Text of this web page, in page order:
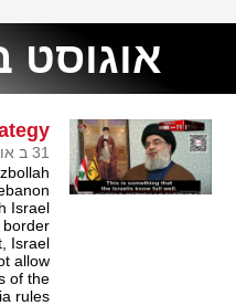
אוגוסט ב31,
31 ב אוגוסט 2022
Israel
Israel
allow
of the
rules.